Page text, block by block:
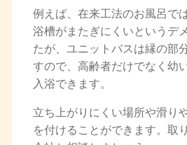
例えば、在来工法のお風呂で
浴槽がまたぎにくいというデ
たが、ユニットバスは縁の部
すので、高齢者だけでなく幼
入浴できます。
立ち上がりにくい場所や滑り
を付けることができます。取